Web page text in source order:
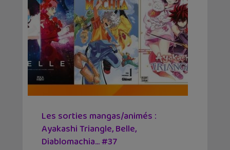
Les sorties mangas/animés :
Ayakashi Triangle, Belle,
Diablomachia… #37